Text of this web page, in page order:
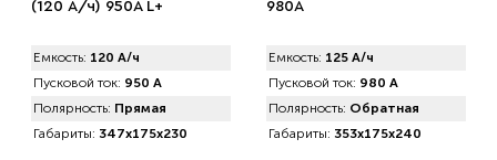
(120 А/ч) 950A L+
Емкость: 120 А/ч
Пусковой ток: 950 А
Полярность: Прямая
Габариты: 347x175x230
980А
Емкость: 125 А/ч
Пусковой ток: 980 А
Полярность: Обратная
Габариты: 353x175x240